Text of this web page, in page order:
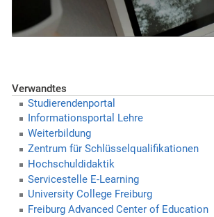
Verwandtes
Studierendenportal
Informationsportal Lehre
Weiterbildung
Zentrum für Schlüsselqualifikationen
Hochschuldidaktik
Servicestelle E-Learning
University College Freiburg
Freiburg Advanced Center of Education